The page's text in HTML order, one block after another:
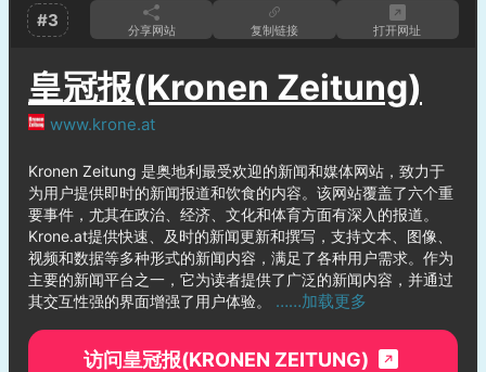
#3 分享网站 复制链接 打开网址
皇冠报(Kronen Zeitung)
www.krone.at
Kronen Zeitung 是奥地利最受欢迎的新闻和媒体网站，致力于
为用户提供即时的新闻报道和饮食的内容。该网站覆盖了六个重
要事件，尤其在政治、经济、文化和体育方面有深入的报道。
Krone.at提供快速、及时的新闻更新和撰写，支持文本、图像、
视频和数据等多种形式的新闻内容，满足了各种用户需求。作为
主要的新闻平台之一，它为读者提供了广泛的新闻内容，并通过
其交互性强的界面增强了用户体验。 ……加载更多
访问皇冠报(KRONEN ZEITUNG)